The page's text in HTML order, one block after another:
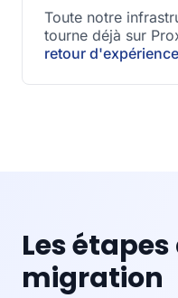
Toute notre
tourne déjà sur
retour
Les étapes
migration